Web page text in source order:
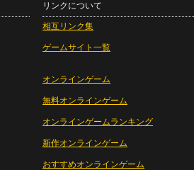
リンクについて
相互リンク集
ゲームサイト一覧
オンラインゲーム
無料オンラインゲーム
オンラインゲームランキング
新作オンラインゲーム
おすすめオンラインゲーム